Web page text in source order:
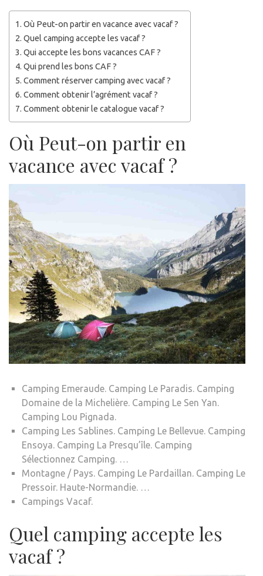
Où Peut-on partir en vacance avec vacaf ?
Quel camping accepte les vacaf ?
Qui accepte les bons vacances CAF ?
Qui prend les bons CAF ?
Comment réserver camping avec vacaf ?
Comment obtenir l’agrément vacaf ?
Comment obtenir le catalogue vacaf ?
Où Peut-on partir en
vacance avec vacaf ?
Camping Emeraude. Camping Le Paradis. Camping
Domaine de la Michelière. Camping Le Sen Yan.
Camping Lou Pignada.
Camping Les Sablines. Camping Le Bellevue. Camping
Ensoya. Camping La Presqu’île. Camping
Sélectionnez Camping. …
Montagne / Pays. Camping Le Pardaillan. Camping Le
Pressoir. Haute-Normandie. …
Campings Vacaf.
Quel camping accepte les
vacaf ?